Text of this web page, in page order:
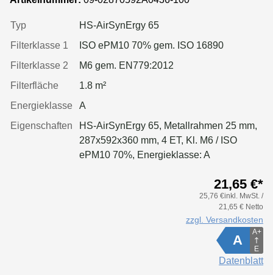
Typ
HS-AirSynErgy 65
Filterklasse 1
ISO ePM10 70% gem. ISO 16890
Filterklasse 2
M6 gem. EN779:2012
Filterfläche
1.8 m²
Energieklasse
A
Eigenschaften
HS-AirSynErgy 65, Metallrahmen 25 mm,
287x592x360 mm, 4 ET, Kl. M6 / ISO
ePM10 70%, Energieklasse: A
21,65 €*
25,76 €inkl. MwSt. /
21,65 € Netto
zzgl. Versandkosten
A
A+
E
Datenblatt